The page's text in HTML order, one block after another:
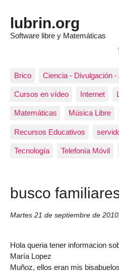
lubrin.org
Software libre y Matemáticas
Brico Ciencia - Divulgación -
Cursos en vídeo Internet
Matemáticas Música Libre
Recursos Educativos
Tecnología Telefonía Móvil
busco
Martes 21 de septiembre de 2010
Hola queria tener informacion
María Lopez
Muñoz, ellos eran mis